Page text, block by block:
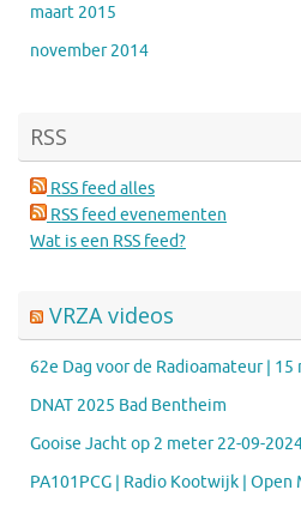
maart 2015
november 2014
RSS
RSS feed alles
RSS feed evenementen
Wat is een RSS feed?
VRZA videos
62e Dag voor de Radioamateur |
DNAT 2025 Bad Bentheim
Gooise Jacht op 2 meter 22-09-
PA101PCG | Radio Kootwijk |